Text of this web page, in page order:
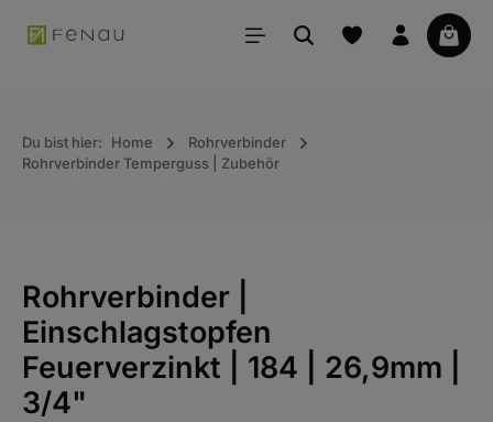
springen
Du bist hier: Home
Rohrverbinder
Rohrverbinder Temperguss | Zubehör
Rohrverbinder |
Einschlagstopfen
Feuerverzinkt | 184 | 26,9mm |
3/4"